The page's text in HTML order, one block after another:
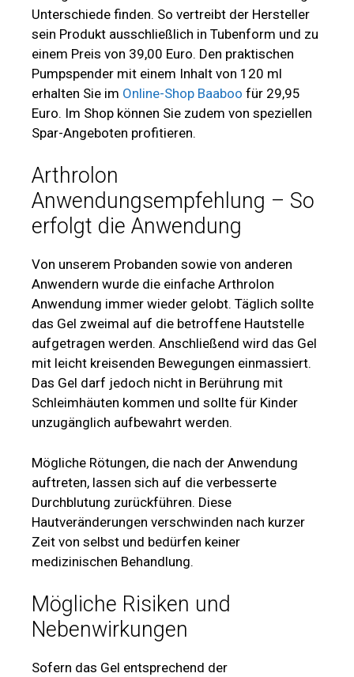
Unterschiede finden. So vertreibt der Hersteller
sein Produkt ausschließlich in Tubenform und zu
einem Preis von 39,00 Euro. Den praktischen
Pumpspender mit einem Inhalt von 120 ml
erhalten Sie im Online-Shop Baaboo für 29,95
Euro. Im Shop können Sie zudem von speziellen
Spar-Angeboten profitieren.
Arthrolon
Anwendungsempfehlung – So
erfolgt die Anwendung
Von unserem Probanden sowie von anderen
Anwendern wurde die einfache Arthrolon
Anwendung immer wieder gelobt. Täglich sollte
das Gel zweimal auf die betroffene Hautstelle
aufgetragen werden. Anschließend wird das Gel
mit leicht kreisenden Bewegungen einmassiert.
Das Gel darf jedoch nicht in Berührung mit
Schleimhäuten kommen und sollte für Kinder
unzugänglich aufbewahrt werden.
Mögliche Rötungen, die nach der Anwendung
auftreten, lassen sich auf die verbesserte
Durchblutung zurückführen. Diese
Hautveränderungen verschwinden nach kurzer
Zeit von selbst und bedürfen keiner
medizinischen Behandlung.
Mögliche Risiken und
Nebenwirkungen
Sofern das Gel entsprechend der